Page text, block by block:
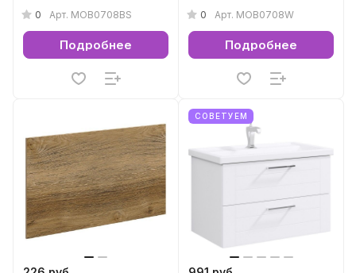
бетон светлый
0 Арт. MOB0708BS
Подробнее
белый
0 Арт. MOB0708W
Подробнее
СОВЕТУЕМ